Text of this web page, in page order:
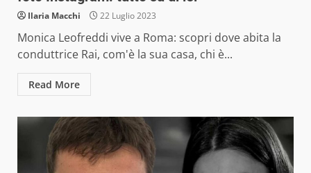
Ilaria Macchi 22 Luglio 2023
Monica Leofreddi vive a Roma: scopri dove abita la
conduttrice Rai, com'è la sua casa, chi è...
Read More